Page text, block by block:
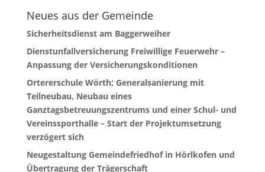
Neues aus der Gemeinde
Sicherheitsdienst am Baggerweiher
Dienstunfallversicherung Freiwillige Feuerwehr –
Anpassung der Versicherungskonditionen
Ortererschule Wörth; Generalsanierung mit
Teilneubau, Neubau eines
Ganztagsbetreuungszentrums und einer Schul- und
Vereinssporthalle – Start der Projektumsetzung
verzögert sich
Neugestaltung Gemeindefriedhof in Hörlkofen und
Übertragung der Trägerschaft